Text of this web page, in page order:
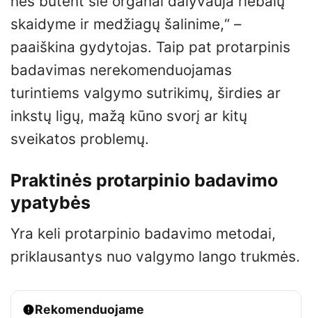
skaidyme ir medžiagų šalinime,“ –
paaiškina gydytojas. Taip pat protarpinis
badavimas nerekomenduojamas
turintiems valgymo sutrikimų, širdies ar
inkstų ligų, mažą kūno svorį ar kitų
sveikatos problemų.
Praktinės protarpinio badavimo
ypatybės
Yra keli protarpinio badavimo metodai,
priklausantys nuo valgymo lango trukmės.
Rekomenduojame